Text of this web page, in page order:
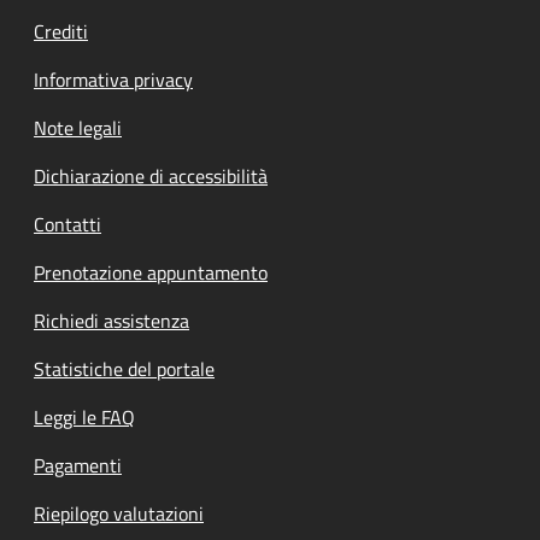
Crediti
Informativa privacy
Note legali
Dichiarazione di accessibilità
Contatti
Prenotazione appuntamento
Richiedi assistenza
Statistiche del portale
Leggi le FAQ
Pagamenti
Riepilogo valutazioni